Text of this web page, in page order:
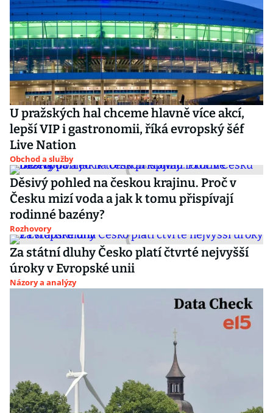
U pražských hal chceme hlavně více akcí,
lepší VIP i gastronomii, říká evropský šéf
Live Nation
Obchod a služby
Děsivý pohled na českou krajinu. Proč v
Česku mizí voda a jak k tomu přispívají
rodinné bazény?
Rozhovory
Za státní dluhy Česko platí čtvrté nejvyšší
úroky v Evropské unii
Názory a analýzy